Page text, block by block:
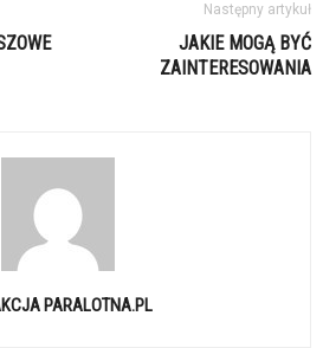
Następny artykuł
JAKIE MOGĄ BYĆ
ZAINTERESOWANIA
PARALOTNA.PL